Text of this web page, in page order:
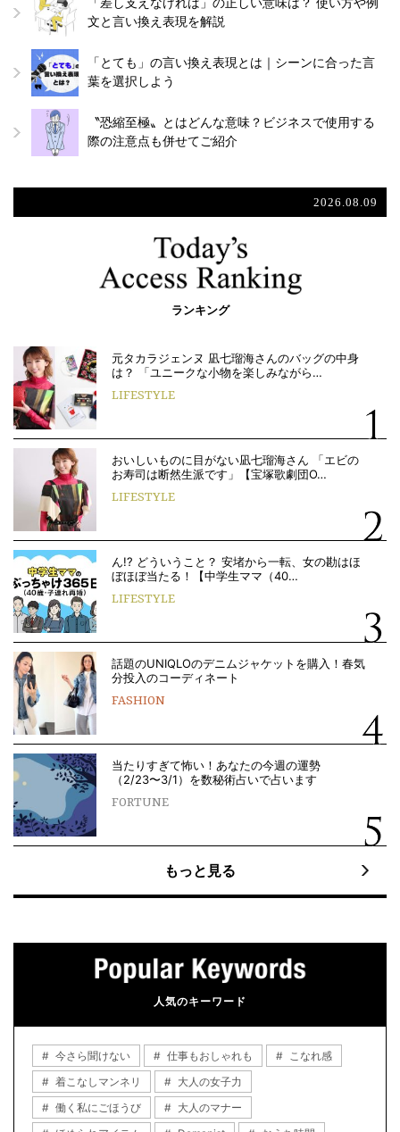
「差し支えなければ」の正しい意味は？ 使い方や例
文と言い換え表現を解説
「とても」の言い換え表現とは｜シーンに合った言
葉を選択しよう
〝恐縮至極〟とはどんな意味？ビジネスで使用する
際の注意点も併せてご紹介
2026.08.09
ランキング
元タカラジェンヌ 凪七瑠海さんのバッグの中身
は？ 「ユニークな小物を楽しみながら…
LIFESTYLE
おいしいものに目がない凪七瑠海さん 「エビの
お寿司は断然生派です」【宝塚歌劇団O…
LIFESTYLE
ん!? どういうこと？ 安堵から一転、女の勘はほ
ぼほぼ当たる！【中学生ママ（40…
LIFESTYLE
話題のUNIQLOのデニムジャケットを購入！春気
分投入のコーディネート
FASHION
当たりすぎて怖い！あなたの今週の運勢
（2/23〜3/1）を数秘術占いで占います
FORTUNE
もっと見る
人気のキーワード
今さら聞けない 仕事もおしゃれも
こなれ感
着こなしマンネリ
大人の女子力
働く私にごほうび
大人のマナー